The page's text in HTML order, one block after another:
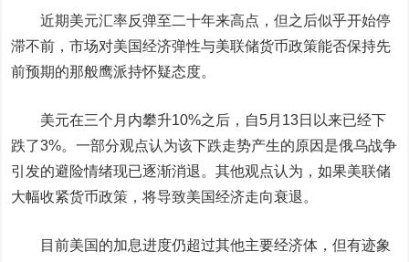
近期美元汇率反弹至二十年来高点，但之后似乎开始停
滞不前，市场对美国经济弹性与美联储货币政策能否保持先
前预期的那般鹰派持怀疑态度。
美元在三个月内攀升10%之后，自5月13日以来已经下
跌了3%。一部分观点认为该下跌走势产生的原因是俄乌战争
引发的避险情绪现已逐渐消退。其他观点认为，如果美联储
大幅收紧货币政策，将导致美国经济走向衰退。
目前美国的加息进度仍超过其他主要经济体，但有迹象